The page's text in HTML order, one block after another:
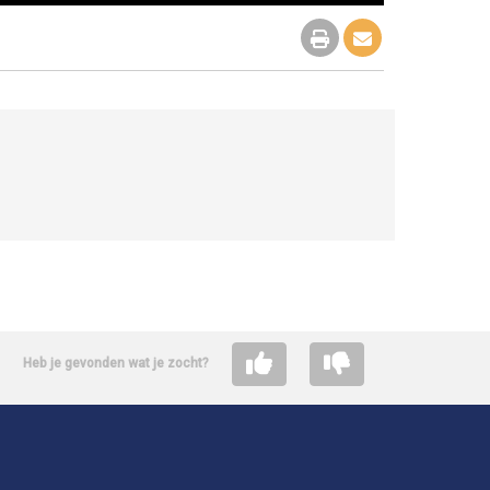
Heb je gevonden wat je zocht?